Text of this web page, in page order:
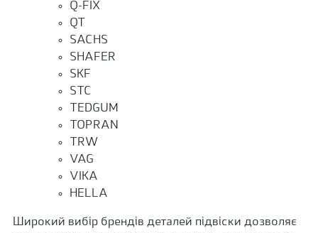
Q-FIX
QT
SACHS
SHAFER
SKF
STC
TEDGUM
TOPRAN
TRW
VAG
VIKA
HELLA
Широкий вибір брендів деталей підвіски дозволяє